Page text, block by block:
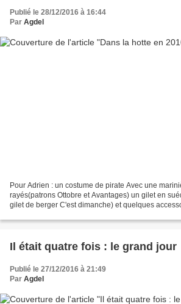
Publié le 28/12/2016 à 16:44
Par Agdel
Pour Adrien : un costume de pirate Avec une
rayés(patrons Ottobre et Avantages) un gilet en
gilet de berger C'est dimanche) et quelques
Il était quatre fois : le grand jour
Publié le 27/12/2016 à 21:49
Par Agdel